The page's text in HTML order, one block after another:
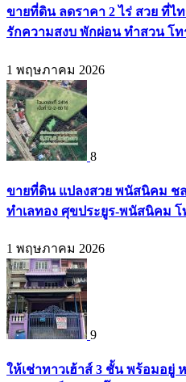
ขายที่ดิน ลดราคา 2 ไร่ สวย ที่
รักความสงบ พักผ่อน ทำสวน โทร
1 พฤษภาคม 2026
8
ขายที่ดิน แปลงสวย พนัสนิคม ชล
ทำเลทอง ศุขประยูร-พนัสนิคม โท
1 พฤษภาคม 2026
9
ให้เช่าทาวเฮ้าส์ 3 ชั้น พร้อมอยู่